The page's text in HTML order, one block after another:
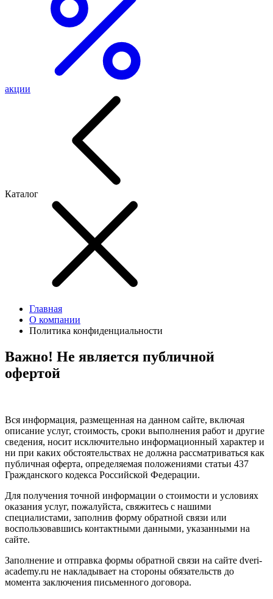
акции
Каталог
Главная
О компании
Политика конфиденциальности
Важно! Не является публичной
офертой
Вся информация, размещенная на данном сайте, включая
описание услуг, стоимость, сроки выполнения работ и другие
сведения, носит исключительно информационный характер и
ни при каких обстоятельствах не должна рассматриваться как
публичная оферта, определяемая положениями статьи 437
Гражданского кодекса Российской Федерации.
Для получения точной информации о стоимости и условиях
оказания услуг, пожалуйста, свяжитесь с нашими
специалистами, заполнив форму обратной связи или
воспользовавшись контактными данными, указанными на
сайте.
Заполнение и отправка формы обратной связи на сайте dveri-
academy.ru не накладывает на стороны обязательств до
момента заключения письменного договора.